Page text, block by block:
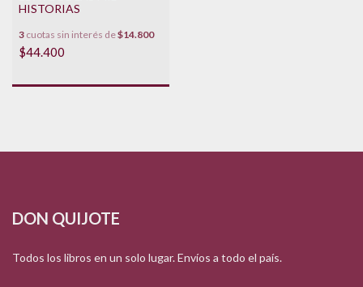
HISTORIAS
3 cuotas sin interés de$14.800
$44.400
DON QUIJOTE
Todos los libros en un solo lugar. Envíos a todo el país.